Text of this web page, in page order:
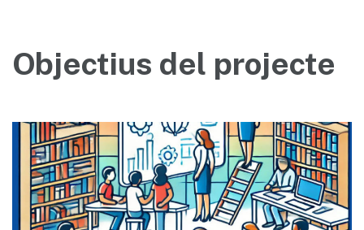
Objectius del projecte